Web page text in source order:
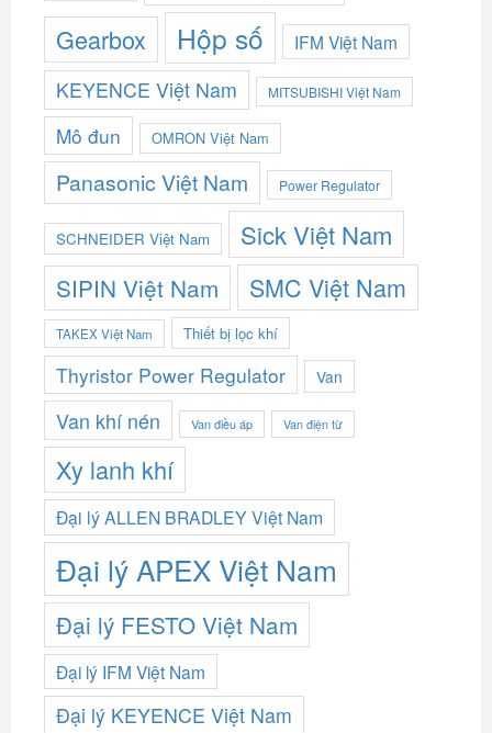
Gearbox Hộp số IFM Việt Nam
KEYENCE Việt Nam MITSUBISHI Việt Nam
Mô đun OMRON Việt Nam
Panasonic Việt Nam Power Regulator
SCHNEIDER Việt Nam Sick Việt Nam
SIPIN Việt Nam SMC Việt Nam
TAKEX Việt Nam Thiết bị lọc khí
Thyristor Power Regulator Van
Van khí nén Van điều áp Van điện từ
Xy lanh khí
Đại lý ALLEN BRADLEY Việt Nam
Đại lý APEX Việt Nam
Đại lý FESTO Việt Nam
Đại lý IFM Việt Nam
Đại lý KEYENCE Việt Nam